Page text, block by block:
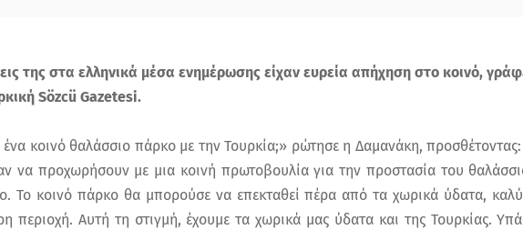
της στα ελληνικά μέσα ενημέρωσης είχαν ευρεία απήχηση στο κοινό,
Sözcü Gazetesi.
ένα κοινό θαλάσσιο πάρκο με την Τουρκία;» ρώτησε η Δαμανάκη,
να προχωρήσουν με μια κοινή πρωτοβουλία για την προστασία του
Το κοινό πάρκο θα μπορούσε να επεκταθεί πέρα ​​από τα χωρικά ύδατα,
περιοχή. Αυτή τη στιγμή, έχουμε τα χωρικά μας ύδατα και της Τουρκίας.